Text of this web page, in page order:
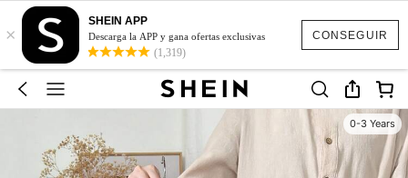
CONSEGUIR
×
SHEIN APP
Descarga la APP y gana ofertas exclusivas
(1,319)
0-3 Years